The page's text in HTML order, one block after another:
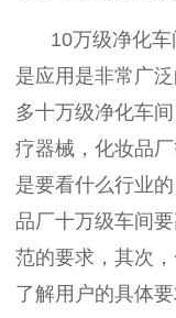
10万级净化
是应用是非常广
多十万级净化车间
疗器械，化妆品厂
是要看什么行业的
品厂十万级车间
范的要求，其次
了解用户的具体